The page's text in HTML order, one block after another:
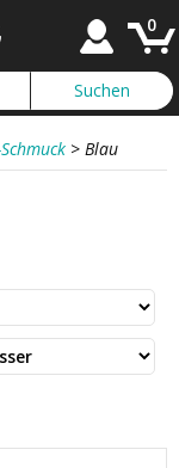
0
> Blau